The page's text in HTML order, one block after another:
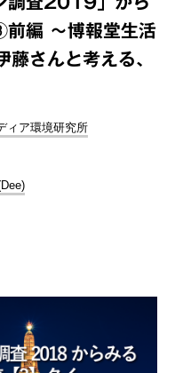
編 ～博報堂生活
さんと考える、
ィア環境研究所